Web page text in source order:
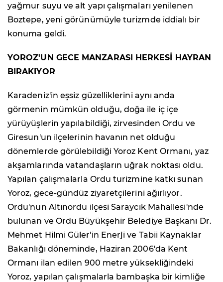
yağmur suyu ve alt yapı çalışmaları yenilenen
Boztepe, yeni görünümüyle turizmde iddialı bir
konuma geldi.
YOROZ'UN GECE MANZARASI HERKESİ HAYRAN
BIRAKIYOR
Karadeniz'in eşsiz güzelliklerini aynı anda
görmenin mümkün olduğu, doğa ile iç içe
yürüyüşlerin yapılabildiği, zirvesinden Ordu ve
Giresun'un ilçelerinin havanın net olduğu
dönemlerde görülebildiği Yoroz Kent Ormanı, yaz
akşamlarında vatandaşların uğrak noktası oldu.
Yapılan çalışmalarla Ordu turizmine katkı sunan
Yoroz, gece-gündüz ziyaretçilerini ağırlıyor.
Ordu'nun Altınordu ilçesi Saraycık Mahallesi'nde
bulunan ve Ordu Büyükşehir Belediye Başkanı Dr.
Mehmet Hilmi Güler'in Enerji ve Tabii Kaynaklar
Bakanlığı döneminde, Haziran 2006'da Kent
Ormanı ilan edilen 900 metre yüksekliğindeki
Yoroz, yapılan çalışmalarla bambaşka bir kimliğe